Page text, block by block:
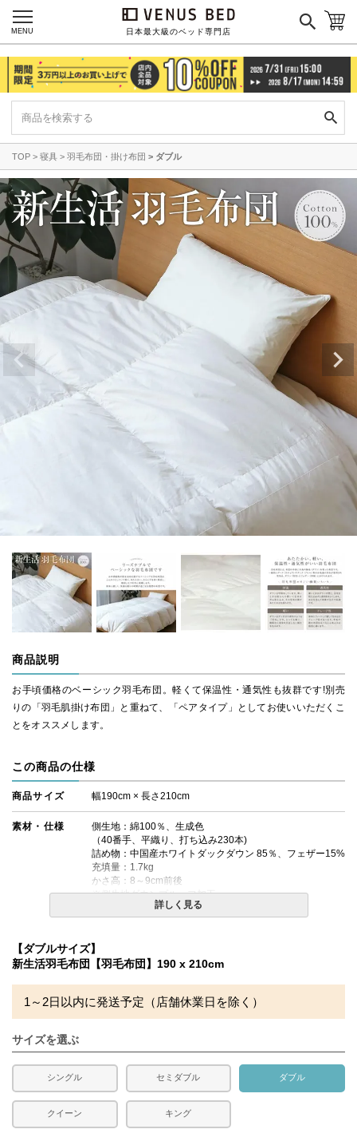
日本最大級のベッド専門店
MENU
TOP 寝具 羽毛布団・掛け布団 ダブル
商品説明
お手頃価格のベーシック羽毛布団。軽くて保温性・通気性も抜群です!別売
りの「羽毛肌掛け布団」と重ねて、「ペアタイプ」としてお使いいただくこ
とをオススメします。
この商品の仕様
商品サイズ 幅190cm × 長さ210cm
素材・仕様
側生地：綿100％、生成色
（40番手、平織り、打ち込み230本)
詰め物：中国産ホワイトダックダウン 85％、フェザー15%
充填量：1.7kg
かさ高：8～9cm前後
※側生地ダウンプルーフ加工
合い掛け布団です。
備考
・配送日指定OK！
合があります。
※できる限り実際の色を再現するよう心がけております
詳しく見る
【ダブルサイズ】
新生活羽毛布団【羽毛布団】190 x 210cm
1～2日以内に発送予定（店舗休業日を除く）
サイズを選ぶ
シングル セミダブル ダブル
クイーン キング